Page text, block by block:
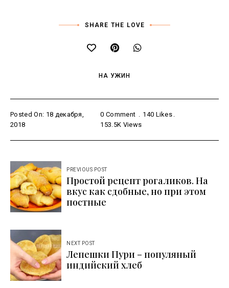
SHARE THE LOVE
НА УЖИН
Posted On: 18 декабря,
2018
0 Comment 140 Likes
153.5K Views
Навигация
по
записям
PREVIOUS POST
Простой рецепт рогаликов. На
вкус как сдобные, но при этом
постные
NEXT POST
Лепешки Пури – популяный
индийский хлеб